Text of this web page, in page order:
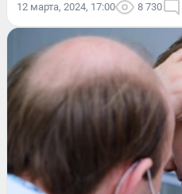
12 марта, 2024, 17:00 8 730